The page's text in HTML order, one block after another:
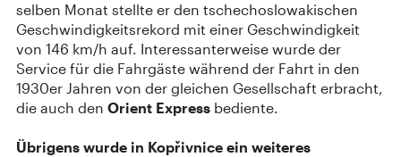
selben Monat stellte er den tschechoslowakischen
Geschwindigkeitsrekord mit einer Geschwindigkeit
von 146 km/h auf. Interessanterweise wurde der
Service für die Fahrgäste während der Fahrt in den
1930er Jahren von der gleichen Gesellschaft erbracht,
die auch den Orient Express bediente.
Übrigens wurde in Kopřivnice ein weiteres